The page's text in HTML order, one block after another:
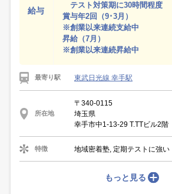
給与
テスト対策期に30時間程度
賞与年2回（9･3月）
※創業以来連続支給中
昇給（7月）
※創業以来連続昇給中
最寄り駅 東武日光線 幸手駅
所在地
〒340-0115
埼玉県
幸手市中1-13-29 T.TTビル2階
特徴 地域密着塾, 定期テストに強
もっと見る